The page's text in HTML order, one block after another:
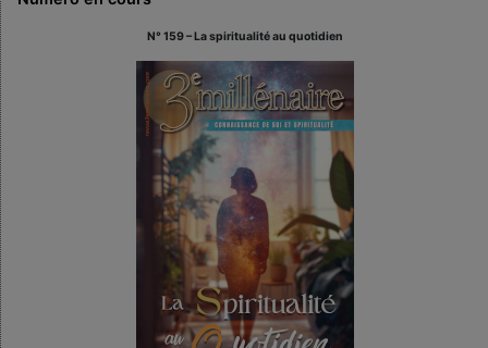
N° 159 – La spiritualité au quotidien